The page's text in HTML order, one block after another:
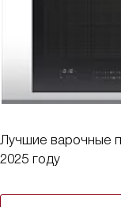
Лучшие варочные
2025 году